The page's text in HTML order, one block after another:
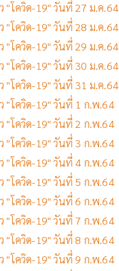
"โควิด-19" วันที่ 27 ม.ค.64
"โควิด-19" วันที่ 28 ม.ค.64
"โควิด-19" วันที่ 29 ม.ค.64
"โควิด-19" วันที่ 30 ม.ค.64
"โควิด-19" วันที่ 31 ม.ค.64
"โควิด-19" วันที่ 1 ก.พ.64
"โควิด-19" วันที่ 2 ก.พ.64
"โควิด-19" วันที่ 3 ก.พ.64
"โควิด-19" วันที่ 4 ก.พ.64
"โควิด-19" วันที่ 5 ก.พ.64
"โควิด-19" วันที่ 6 ก.พ.64
"โควิด-19" วันที่ 7 ก.พ.64
"โควิด-19" วันที่ 8 ก.พ.64
"โควิด-19" วันที่ 9 ก.พ.64